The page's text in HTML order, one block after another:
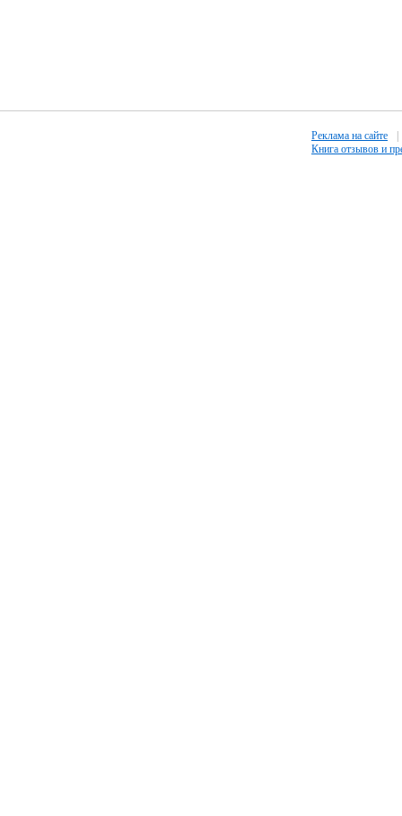
Реклама на сайте
Книга отзывов и